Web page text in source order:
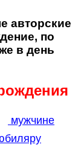
авторские
по
в день
мужчине